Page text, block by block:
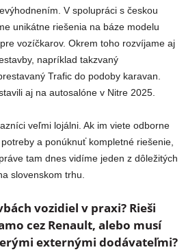
V spolupráci s českou
unikátne riešenia na báze modelu
vozíčkarov. Okrem toho rozvíjame aj
napríklad takzvaný
Trafic do podoby karavan.
aj na autosalóne v Nitre 2025.
veľmi lojálni. Ak im viete odborne
a ponúknuť kompletné riešenie,
tam dnes vidíme jeden z dôležitých
slovenskom trhu.
vozidiel v praxi? Rieši
cez Renault, alebo musí
externými dodávateľmi?